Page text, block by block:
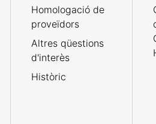
Homologació de
proveïdors
Altres qüestions
d'interès
Històric